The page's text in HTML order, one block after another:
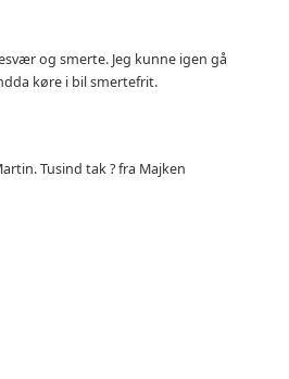
og smerte. Jeg kunne igen gå
køre i bil smertefrit.
Tusind tak ? fra Majken